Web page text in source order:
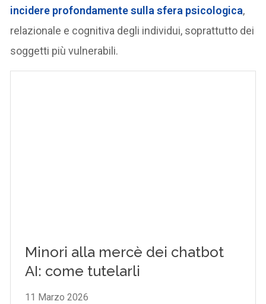
incidere profondamente sulla sfera psicologica,
relazionale e cognitiva degli individui, soprattutto dei
soggetti più vulnerabili.